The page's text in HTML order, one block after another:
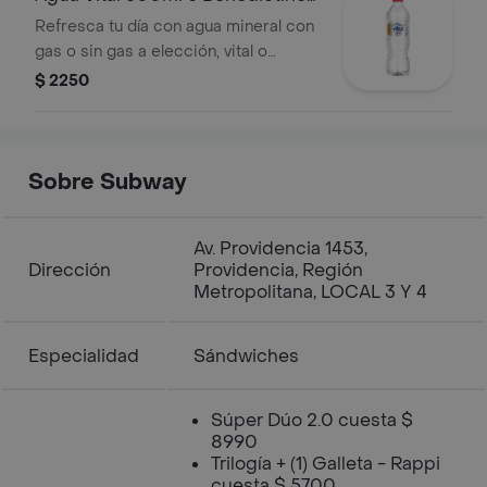
500ml
Refresca tu día con agua mineral con
gas o sin gas a elección, vital o
benedectino según disponibilidad.
$ 2250
Sobre Subway
Dirección
Av. Providencia 1453,
Providencia, Región
Metropolitana, LOCAL 3 Y 4
Especialidad Sándwiches
Súper Dúo 2.0 cuesta $
8990
Trilogía + (1) Galleta - Rappi